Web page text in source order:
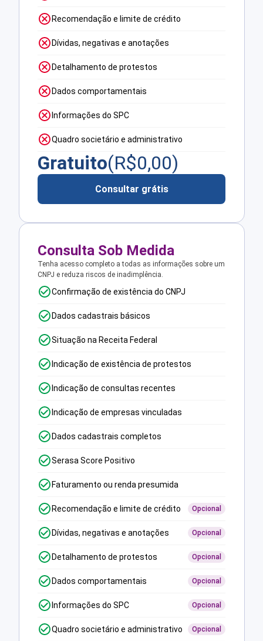
Recomendação e limite de crédito
Dívidas, negativas e anotações
Detalhamento de protestos
Dados comportamentais
Informações do SPC
Quadro societário e administrativo
Gratuito(R$0,00)
Consultar grátis
Consulta Sob Medida
Tenha acesso completo a todas as informações sobre um
CNPJ e reduza riscos de inadimplência.
Confirmação de existência do CNPJ
Dados cadastrais básicos
Situação na Receita Federal
Indicação de existência de protestos
Indicação de consultas recentes
Indicação de empresas vinculadas
Dados cadastrais completos
Serasa Score Positivo
Faturamento ou renda presumida
Recomendação e limite de crédito Opcional
Dívidas, negativas e anotações Opcional
Detalhamento de protestos Opcional
Dados comportamentais Opcional
Informações do SPC Opcional
Quadro societário e administrativo Opcional